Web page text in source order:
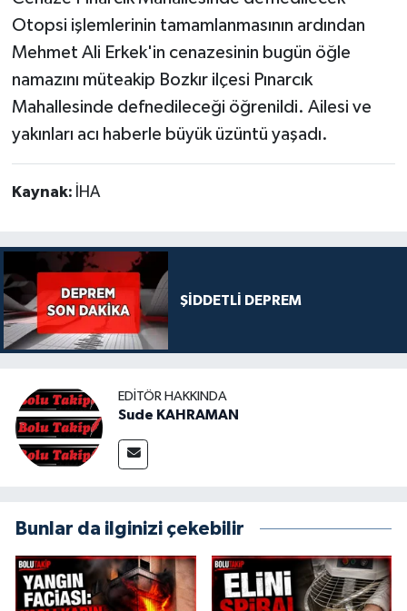
Otopsi işlemlerinin tamamlanmasının ardından
Mehmet Ali Erkek'in cenazesinin bugün öğle
namazını müteakip Bozkır ilçesi Pınarcık
Mahallesinde defnedileceği öğrenildi. Ailesi ve
yakınları acı haberle büyük üzüntü yaşadı.
Kaynak: İHA
ŞİDDETLİ DEPREM
EDITÖR HAKKINDA
Sude KAHRAMAN
Bunlar da ilginizi çekebilir